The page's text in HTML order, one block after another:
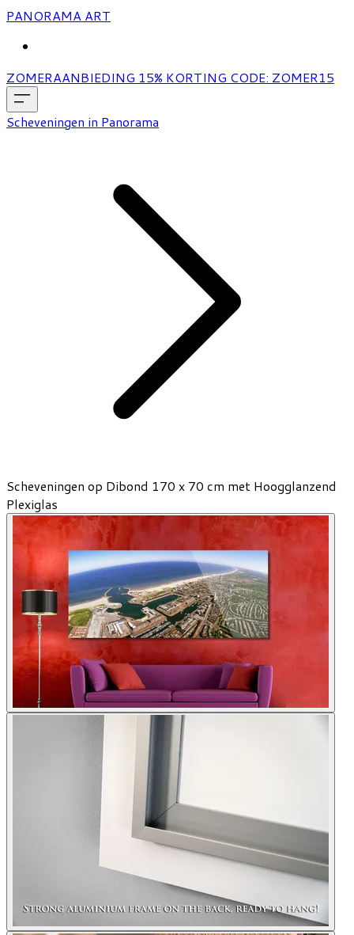
PANORAMA ART
ZOMERAANBIEDING 15% KORTING CODE: ZOMER15
Scheveningen in Panorama
Scheveningen op Dibond 170 x 70 cm met Hoogglanzend
Plexiglas